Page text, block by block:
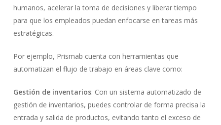
humanos, acelerar la toma de decisiones y liberar tiempo
para que los empleados puedan enfocarse en tareas más
estratégicas.
Por ejemplo, Prismab cuenta con herramientas que
automatizan el flujo de trabajo en áreas clave como:
Gestión de inventarios: Con un sistema automatizado de
gestión de inventarios, puedes controlar de forma precisa la
entrada y salida de productos, evitando tanto el exceso de